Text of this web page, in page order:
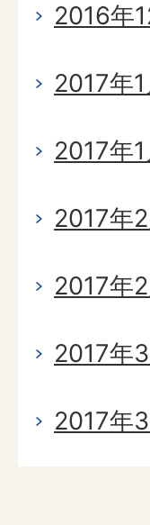
2016年
2017年
2017年
2017年
2017年
2017年
2017年